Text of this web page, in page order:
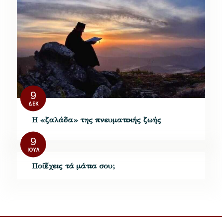
9
ΔΕΚ
Η «ζαλάδα» της πνευματικής ζωής
9
ΙΟΎΛ
Ποῦ ἔχεις τά μάτια σου;